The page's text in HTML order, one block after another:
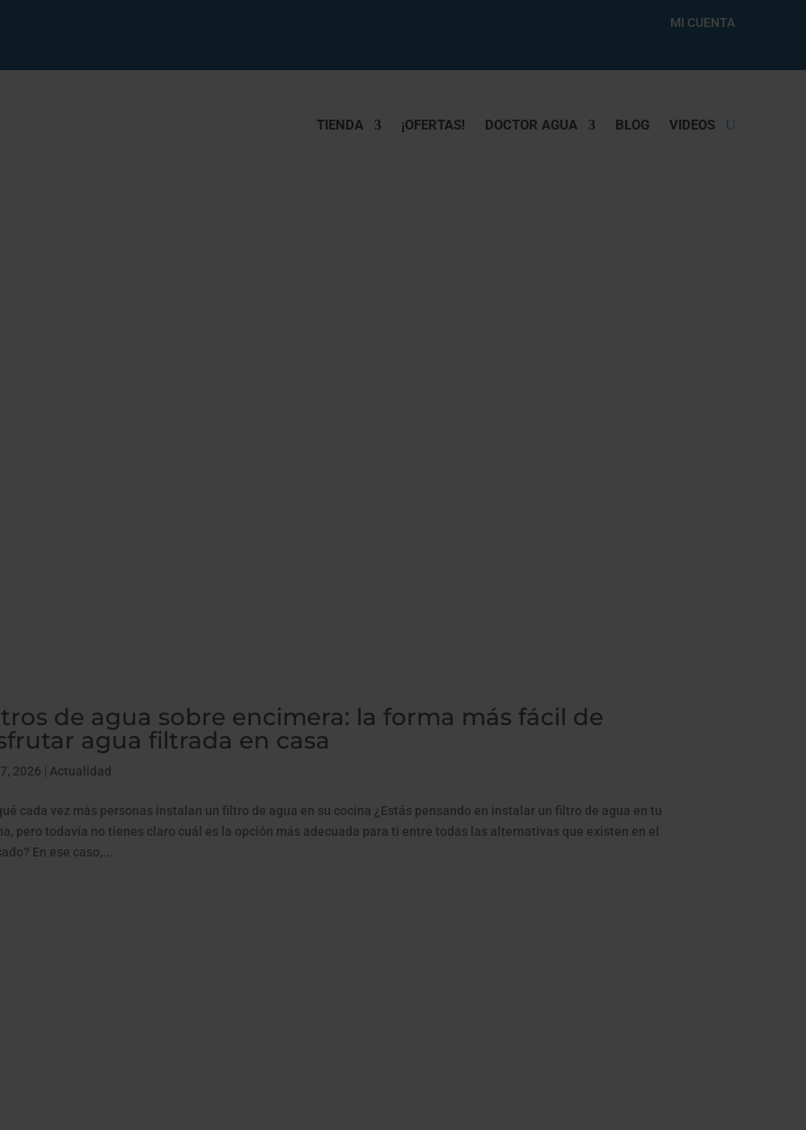
MI CUENTA
TIENDA ¡OFERTAS! DOCTOR AGUA BLOG VIDEOS
de agua sobre encimera: la forma más fácil de
agua filtrada en casa
2026 | Actualidad
cada vez más personas instalan un filtro de agua en su cocina ¿Estás pensando en instalar un filtro de agua en tu
pero todavía no tienes claro cuál es la opción más adecuada para ti entre todas las alternativas que existen en el
En ese caso,...